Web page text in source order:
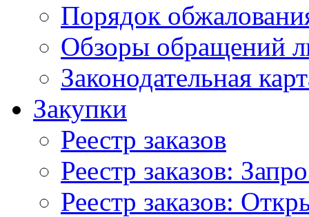
Порядок
Обзоры обращений
Законодательная
Закупки
Реестр заказов
Реестр заказов:
Реестр заказов: